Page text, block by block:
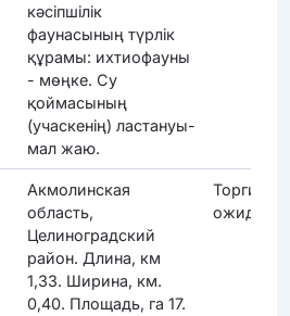
кәсіпшілік
фаунасының түрлік
құрамы: ихтиофауны
- мөңке. Су
қоймасының
(учаскенің) ластануы-
мал жаю.
Акмолинская
область,
Целиноградский
район. Длина, км
1,33. Ширина, км.
0,40. Площадь, га 17.
Торги